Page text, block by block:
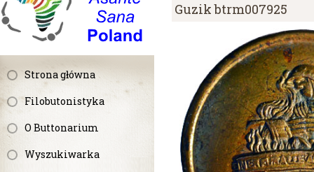
Strona główna
Filobutonistyka
O Buttonarium
Wyszukiwarka
Guzik btrm007925